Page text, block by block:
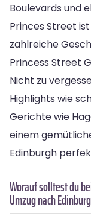
Boulevards und
Princes Street
zahlreiche
Princess Street
Nicht zu
Highlights wie
Gerichte wie
einem
Edinburgh
Worauf solltest du
Umzug nach